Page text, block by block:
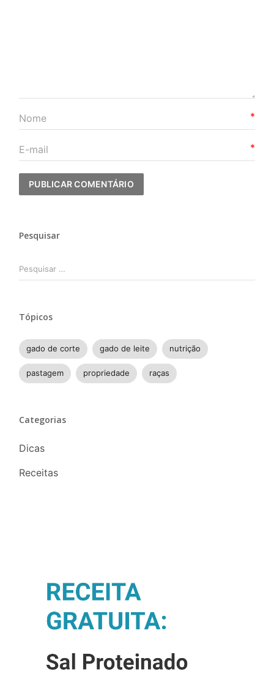
*
*
Pesquisar
por:
Tópicos
gado de corte gado de leite nutrição
pastagem propriedade raças
Categorias
Dicas
Receitas